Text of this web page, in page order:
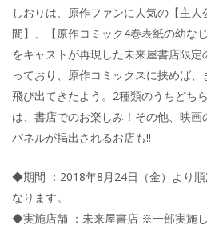
しおりは、原作ファンに人気の【主
間】、【原作コミック4巻表紙の幼な
をキャストが再現した未来屋書店限
っており、原作コミックスに挟めば
飛び出てきたよう。2種類のうちどち
は、書店でのお楽しみ！その他、映
パネルが掲出されるお店も!!
◆期間 ：2018年8月24日（金）より
なります。
◆実施店舗 ：未来屋書店 ※一部実施